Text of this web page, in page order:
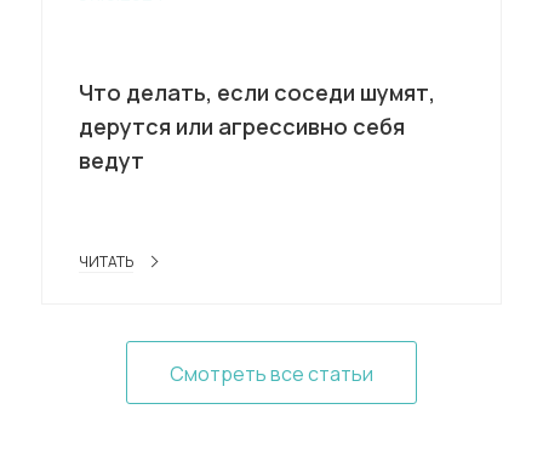
Что делать, если соседи шумят,
дерутся или агрессивно себя
ведут
ЧИТАТЬ
Смотреть все статьи